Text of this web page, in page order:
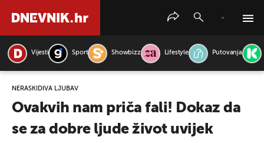
Vijesti Sport Showbizz Lifestyle Putovanja
NERASKIDIVA LJUBAV
Ovakvih nam priča fali! Dokaz da
se za dobre ljude život uvijek
PRETRAŽITE VIJESTI